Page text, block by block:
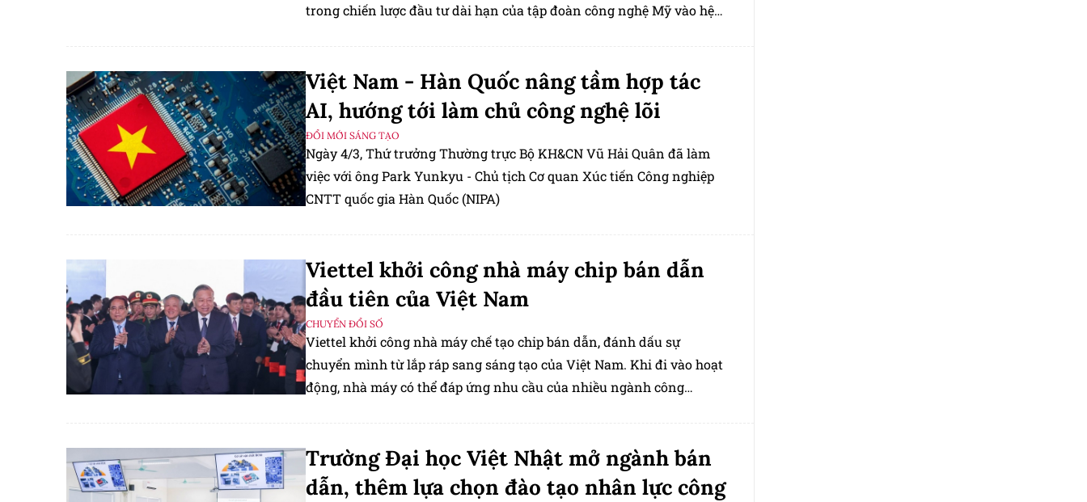
trong chiến lược đầu tư dài hạn của tập đoàn công nghệ Mỹ vào hệ
Việt Nam - Hàn Quốc nâng tầm hợp tác
AI, hướng tới làm chủ công nghệ lõi
ĐỔI MỚI SÁNG TẠO
Ngày 4/3, Thứ trưởng Thường trực Bộ KH&CN Vũ Hải Quân đã làm
việc với ông Park Yunkyu - Chủ tịch Cơ quan Xúc tiến Công nghiệp
CNTT quốc gia Hàn Quốc (NIPA)
Viettel khởi công nhà máy chip bán dẫn
đầu tiên của Việt Nam
CHUYỂN ĐỔI SỐ
Viettel khởi công nhà máy chế tạo chip bán dẫn, đánh dấu sự
chuyển mình từ lắp ráp sang sáng tạo của Việt Nam. Khi đi vào hoạt
động, nhà máy có thể đáp ứng nhu cầu của nhiều ngành công
Trường Đại học Việt Nhật mở ngành bán
dẫn, thêm lựa chọn đào tạo nhân lực công